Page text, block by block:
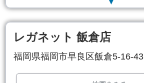
▼
レガネット 飯倉店
福岡県福岡市早良区飯倉5-16-43